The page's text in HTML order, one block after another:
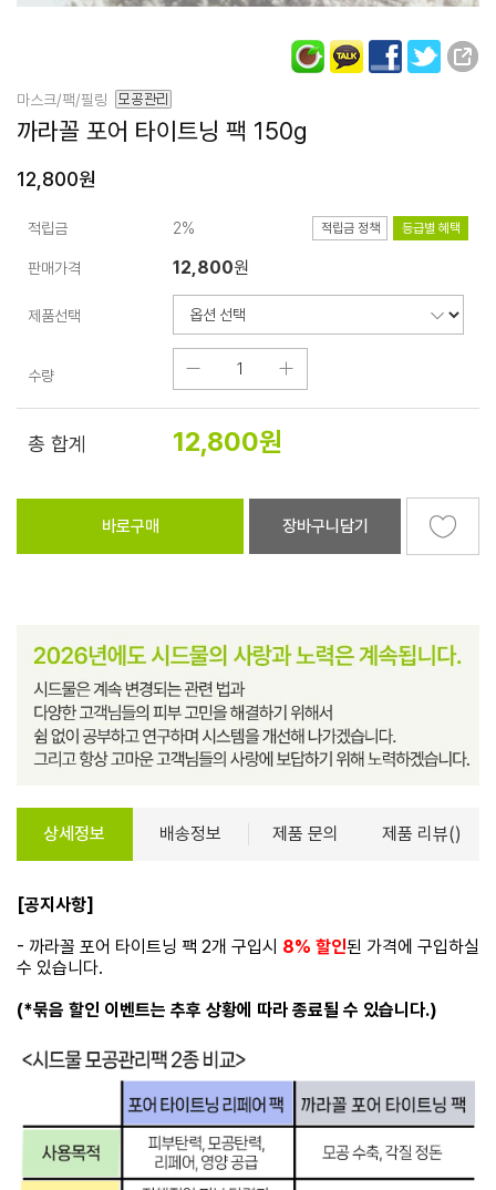
마스크/팩/필링
까라꼴 포어 타이트닝 팩 150g
12,800원
적립금 2% 적립금 정책 등급별 혜택
판매가격 12,800원
제품선택
수량
총 합계 12,800원
바로구매 장바구니담기
상세정보 배송정보 제품 문의 제품 리뷰()
[공지사항]
- 까라꼴 포어 타이트닝 팩 2개 구입시 8% 할인된 가격에 구입하실
수 있습니다.
(*묶음 할인 이벤트는 추후 상황에 따라 종료될 수 있습니다.)